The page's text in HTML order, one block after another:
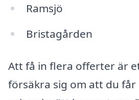
Ramsjö
Bristagården
Att få in flera offerter är
försäkra sig om att du får